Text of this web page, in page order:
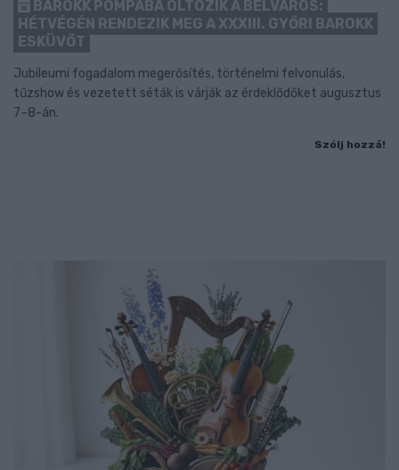
BAROKK POMPÁBA ÖLTÖZIK A BELVÁROS:
HÉTVÉGÉN RENDEZIK MEG A XXXIII. GYŐRI BAROKK
ESKÜVŐT
Jubileumi fogadalom megerősítés, történelmi felvonulás,
tűzshow és vezetett séták is várják az érdeklődőket augusztus
7–8-án.
Szólj hozzá!